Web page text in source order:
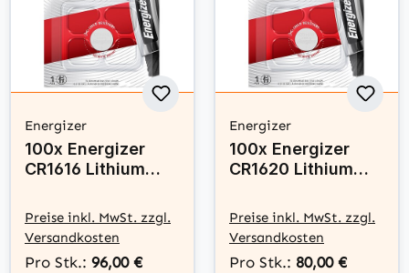
Energizer
100x Energizer
CR1616 Lithium
Batterie
Preise inkl. MwSt. zzgl.
Versandkosten
Pro Stk.: 96,00 €
Energizer
100x Energizer
CR1620 Lithium
Batterie
Preise inkl. MwSt. zzgl.
Versandkosten
Pro Stk.: 80,00 €